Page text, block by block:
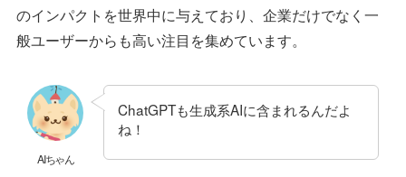
のインパクトを世界中に与えており、企業だけでなく一
般ユーザーからも高い注目を集めています。
AIちゃん
ChatGPTも生成系AIに含まれるんだよ
ね！